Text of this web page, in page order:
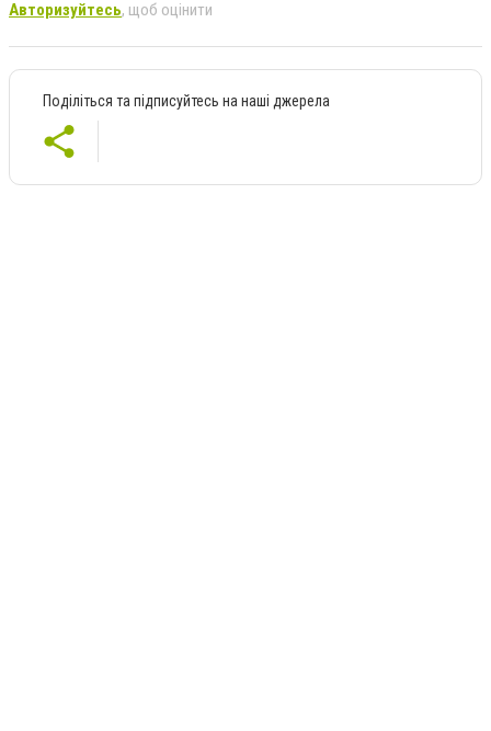
Авторизуйтесь, щоб оцінити
Поділіться та підписуйтесь на наші джерела